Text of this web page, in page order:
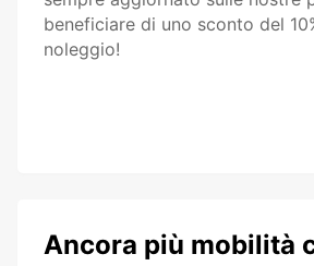
beneficiare di uno sconto del
noleggio!
Ancora più mobilità